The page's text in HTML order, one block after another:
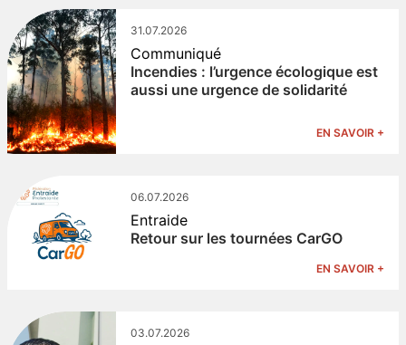
31.07.2026
Communiqué
Incendies : l’urgence écologique est
aussi une urgence de solidarité
EN SAVOIR +
06.07.2026
Entraide
Retour sur les tournées CarGO
EN SAVOIR +
03.07.2026